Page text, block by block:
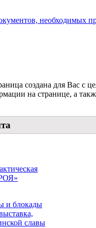
необходимых
создана для Вас с
на странице, а
и блокады
славы